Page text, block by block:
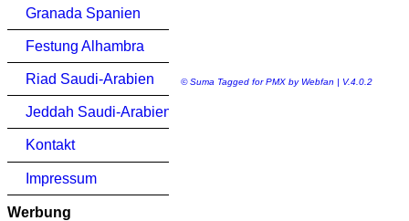
Granada Spanien
Festung Alhambra
Riad Saudi-Arabien
Jeddah Saudi-Arabien
Kontakt
Impressum
Werbung
© Suma Tagged for PMX by Webfan | V.4.0.2